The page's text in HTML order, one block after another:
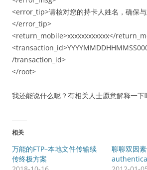
<error_tip>请核对您的持卡人姓名，确保与
</error_tip>
<return_mobile>xxxxxxxxxxxx</
/transaction_id>
</root>
我还能说什么呢？有相关人士愿意解释一下
相关
万能的FTP–本地文件传输续
传终极方案
聊聊双因